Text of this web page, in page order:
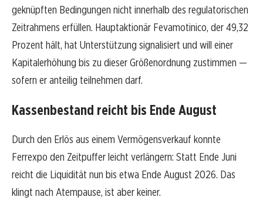
geknüpften Bedingungen nicht innerhalb des regulatorischen
Zeitrahmens erfüllen. Hauptaktionär Fevamotinico, der 49,32
Prozent hält, hat Unterstützung signalisiert und will einer
Kapitalerhöhung bis zu dieser Größenordnung zustimmen —
sofern er anteilig teilnehmen darf.
Kassenbestand reicht bis Ende August
Durch den Erlös aus einem Vermögensverkauf konnte
Ferrexpo den Zeitpuffer leicht verlängern: Statt Ende Juni
reicht die Liquidität nun bis etwa Ende August 2026. Das
klingt nach Atempause, ist aber keiner.